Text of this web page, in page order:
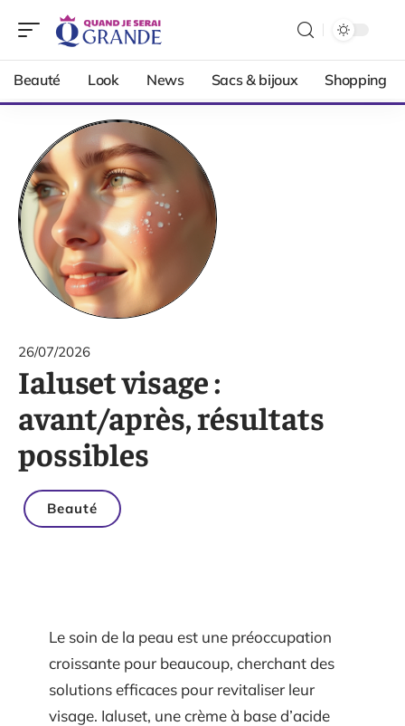
Beauté Look News Sacs & bijoux Shopping
26/07/2026
Ialuset visage :
avant/après, résultats
possibles
Beauté
Le soin de la peau est une préoccupation
croissante pour beaucoup, cherchant des
solutions efficaces pour revitaliser leur
visage. Ialuset, une crème à base d’acide